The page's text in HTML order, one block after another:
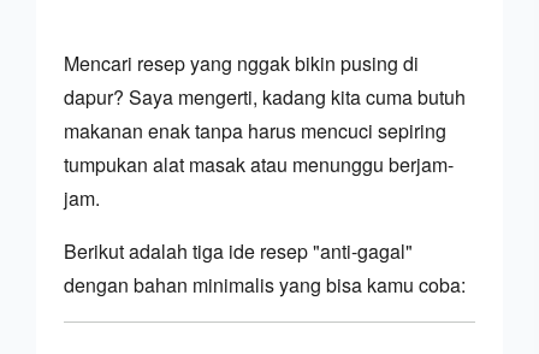
Mencari resep yang nggak bikin pusing di
dapur? Saya mengerti, kadang kita cuma butuh
makanan enak tanpa harus mencuci sepiring
tumpukan alat masak atau menunggu berjam-
jam.
Berikut adalah tiga ide resep "anti-gagal"
dengan bahan minimalis yang bisa kamu coba: